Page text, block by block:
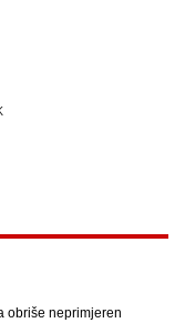
obriše neprimjeren